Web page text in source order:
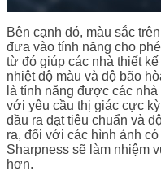
Bên cạnh đó, màu sắc
đưa vào tính năng cho
từ đó giúp các nhà thiết
nhiệt độ màu và độ bão
là tính năng được các
với yêu cầu thị giác cực
đầu ra đạt tiêu chuẩn và
ra, đối với các hình ảnh
Sharpness sẽ làm nhiệm
hơn.